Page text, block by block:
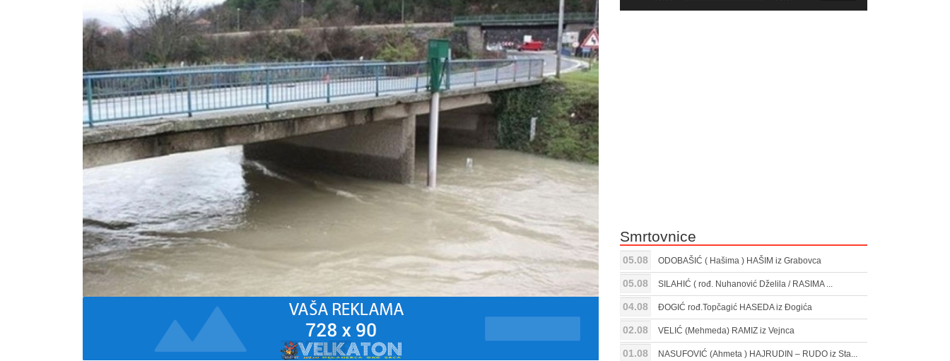
Gore/Dole
Smrtovnice
05.08 ODOBAŠIĆ ( Hašima ) HAŠIM iz Grabovca
05.08 SILAHIĆ ( rođ. Nuhanović Dželila / RASIMA ...
04.08 ĐOGIĆ rođ.Topčagić HASEDA iz Đogića
02.08 VELIĆ (Mehmeda) RAMIZ iz Vejnca
01.08 NASUFOVIĆ (Ahmeta ) HAJRUDIN – RUDO iz Sta...